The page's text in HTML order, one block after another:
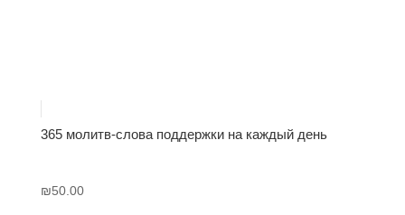
365 молитв-слова поддержки на каждый день
₪50.00